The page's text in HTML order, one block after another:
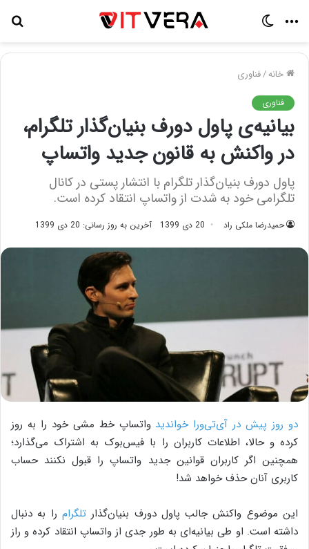
منو
خانه/فناوری
فناوری
بیانیه‌ی پاول دورف بنیان‌گذار تلگرام،
در واکنش به قانون جدید واتساپ
پاول دورف بنیان‌گذار تلگرام با انتشار پستی در کانال
تلگرامی خود به شدت از واتساپ انتقاد کرده است.
حمیدرضا ملکی راد 20 دی 1399 آخرین به روز رسانی: 20 دی 1399
دو روز پیش در آی‌تی‌ورا خواندید واتساپ خط مشی خود را به‌ روز
کرده و حالا، اطلاعات کاربران را با فیس‌بوک به اشتراک می‌گذارد؛
همچنین اگر کاربران قوانین جدید واتساپ را قبول نکنند حساب
کاربری آنان حذف خواهد شد!
این موضوع واکنش جالب پاول دورف بنیان‌گذارتلگرام را به دنبال
داشته است. او طی بیانیه‌ای به طور جدی از واتساپ انتقاد کرده و راز